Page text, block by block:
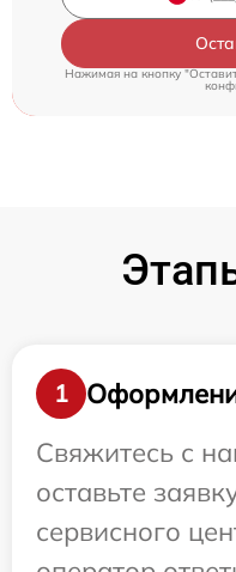
Нажимая на кнопку
1
Свяжитесь с
оставьте
сервисного